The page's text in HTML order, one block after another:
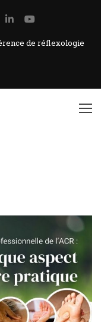
de réflexologie